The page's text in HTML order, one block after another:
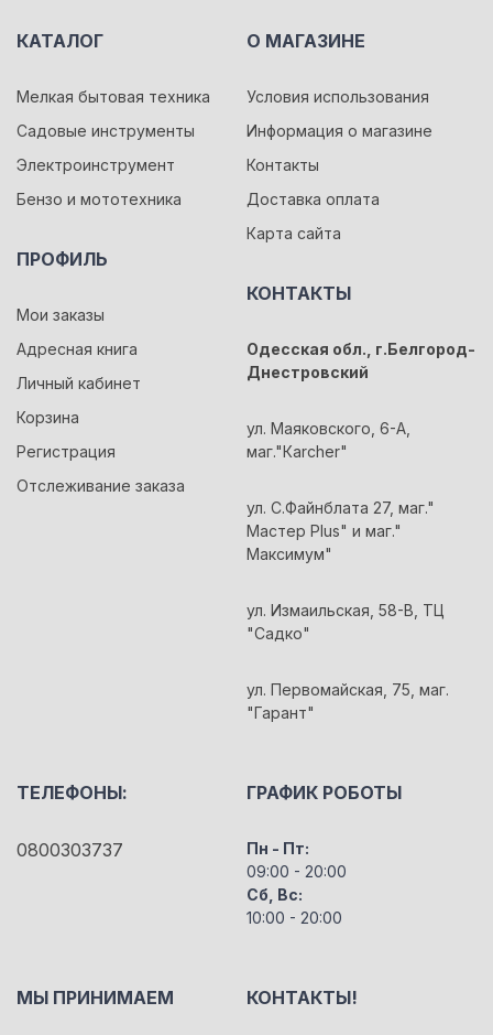
КАТАЛОГ
Мелкая бытовая техника
Садовые инструменты
Электроинструмент
Бензо и мототехника
ПРОФИЛЬ
Мои заказы
Адресная книга
Личный кабинет
Корзина
Регистрация
Отслеживание заказа
О МАГАЗИНЕ
Условия использования
Информация о магазине
Контакты
Доставка оплата
Карта сайта
КОНТАКТЫ
Одесская обл., г.Белгород-
Днестровский
ул. Маяковского, 6-А,
маг."Кarcher"
ул. С.Файнблата 27, маг."
Мастер Plus" и маг."
Максимум"
ул. Измаильская, 58-В, ТЦ
"Садко"
ул. Первомайская, 75, маг.
"Гарант"
ТЕЛЕФОНЫ:
0800303737
ГРАФИК РОБОТЫ
Пн - Пт:
09:00 - 20:00
Сб, Вс:
10:00 - 20:00
МЫ ПРИНИМАЕМ КОНТАКТЫ!